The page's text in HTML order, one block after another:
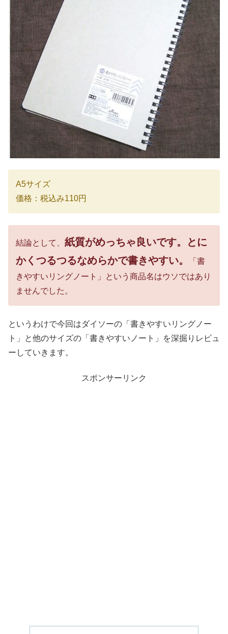
A5サイズ
価格：税込み110円
結論として、 紙質がめっちゃ良いです。
とに
かくつるつるなめらかで書きやすい。
「書
きやすいリングノート」という商品名はウソではあり
ませんでした。
というわけで今回はダイソーの「書きやすいリングノー
ト」と他のサイズの「書きやすいノート」を深掘りレビュ
ーしていきます。
スポンサーリンク